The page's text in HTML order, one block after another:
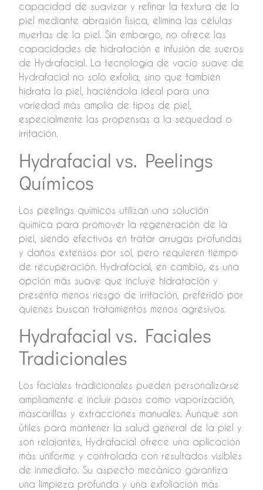
capacidad de suavizar y refinar la textura de la
piel mediante abrasión física, elimina las células
muertas de la piel. Sin embargo, no ofrece las
capacidades de hidratación e infusión de sueros
de Hydrafacial. La tecnología de vacío suave de
Hydrafacial no solo exfolia, sino que también
hidrata la piel, haciéndola ideal para una
variedad más amplia de tipos de piel,
especialmente las propensas a la sequedad o
irritación.
Hydrafacial vs. Peelings
Químicos
Los peelings químicos utilizan una solución
química para promover la regeneración de la
piel, siendo efectivos en tratar arrugas profundas
y daños extensos por sol, pero requieren tiempo
de recuperación. Hydrafacial, en cambio, es una
opción más suave que incluye hidratación y
presenta menos riesgo de irritación, preferido por
quienes buscan tratamientos menos agresivos.
Hydrafacial vs. Faciales
Tradicionales
Los faciales tradicionales pueden personalizarse
ampliamente e incluir pasos como vaporización,
mascarillas y extracciones manuales. Aunque son
útiles para mantener la salud general de la piel y
son relajantes, Hydrafacial ofrece una aplicación
más uniforme y controlada con resultados visibles
de inmediato. Su aspecto mecánico garantiza
una limpieza profunda y una exfoliación más